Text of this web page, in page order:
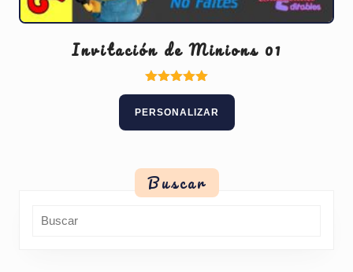
Invitación de Minions 01
Valorado
5.00
de 5
PERSONALIZAR
Buscar